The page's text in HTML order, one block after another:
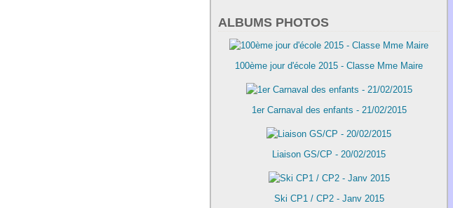
ALBUMS PHOTOS
100ème jour d'école 2015 - Classe Mme Maire
1er Carnaval des enfants - 21/02/2015
Liaison GS/CP - 20/02/2015
Ski CP1 / CP2 - Janv 2015